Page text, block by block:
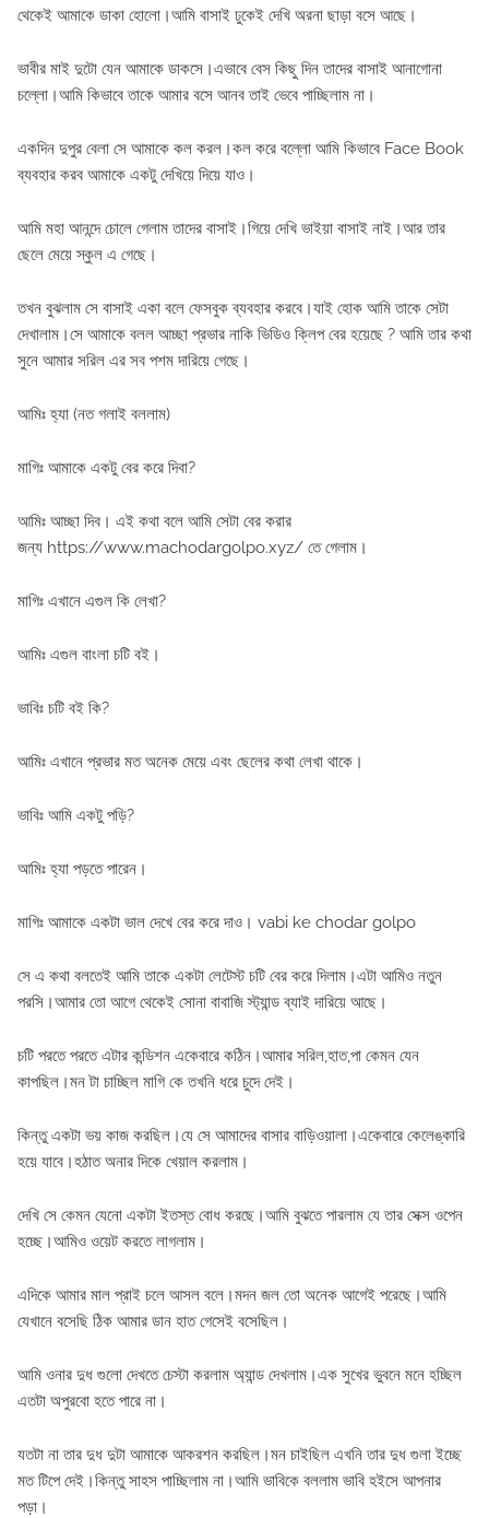
থেকেই আমাকে ডাকা হোলো।আমি বাসাই ঢুকেই দেখি অরনা ছাড়া বসে আছে।
ভাবীর মাই দুটো যেন আমাকে ডাকসে।এভাবে বেস কিছু দিন তাদের বাসাই আনাগোনা
চল্লো।আমি কিভাবে তাকে আমার বসে আনব তাই ভেবে পাচ্ছিলাম না।
একদিন দুপুর বেলা সে আমাকে কল করল।কল করে বল্লো আমি কিভাবে Face Book
ব্যবহার করব আমাকে একটু দেখিয়ে দিয়ে যাও।
আমি মহা আনন্দে চোলে গেলাম তাদের বাসাই।গিয়ে দেখি ভাইয়া বাসাই নাই।আর তার
ছেলে মেয়ে স্কুল এ গেছে।
তখন বুঝলাম সে বাসাই একা বলে ফেসবুক ব্যবহার করবে।যাই হোক আমি তাকে সেটা
দেখালাম।সে আমাকে বলল আচ্ছা প্রভার নাকি ভিডিও ক্লিপ বের হয়েছে ? আমি তার কথা
সুনে আমার সরিল এর সব পশম দারিয়ে গেছে।
আমিঃ হ্যা (নত গলাই বললাম)
মাগিঃ আমাকে একটু বের করে দিবা?
আমিঃ আচ্ছা দিব। এই কথা বলে আমি সেটা বের করার
জন্য https://www.machodargolpo.xyz/ তে গেলাম।
মাগিঃ এখানে এগুল কি লেখা?
আমিঃ এগুল বাংলা চটি বই।
ভাবিঃ চটি বই কি?
আমিঃ এখানে প্রভার মত অনেক মেয়ে এবং ছেলের কথা লেখা থাকে।
ভাবিঃ আমি একটু পড়ি?
আমিঃ হ্যা পড়তে পারেন।
মাগিঃ আমাকে একটা ভাল দেখে বের করে দাও। vabi ke chodar golpo
সে এ কথা বলতেই আমি তাকে একটা লেটেস্ট চটি বের করে দিলাম।এটা আমিও নতুন
পরসি।আমার তো আগে থেকেই সোনা বাবাজি স্ট্যান্ড ব্যাই দারিয়ে আছে।
চটি পরতে পরতে এটার কন্ডিশন একেবারে কঠিন।আমার সরিল,হাত,পা কেমন যেন
কাপছিল।মন টা চাচ্ছিল মাগি কে তখনি ধরে চুদে দেই।
কিন্তু একটা ভয় কাজ করছিল।যে সে আমাদের বাসার বাড়িওয়ালা।একেবারে কেলেঙ্কারি
হয়ে যাবে।হঠাত অনার দিকে খেয়াল করলাম।
দেখি সে কেমন যেনো একটা ইতস্ত বোধ করছে।আমি বুঝতে পারলাম যে তার সেক্স ওপেন
হচ্ছে।আমিও ওয়েট করতে লাগলাম।
এদিকে আমার মাল প্রাই চলে আসল বলে।মদন জল তো অনেক আগেই পরেছে।আমি
যেখানে বসেছি ঠিক আমার ডান হাত গেসেই বসেছিল।
আমি ওনার দুধ গুলো দেখতে চেস্টা করলাম অ্যান্ড দেখলাম।এক সুখের ভুবনে মনে হচ্ছিল
এতটা অপুরবো হতে পারে না।
যতটা না তার দুধ দুটা আমাকে আকরশন করছিল।মন চাইছিল এখনি তার দুধ গুলা ইচ্ছে
মত টিপে দেই।কিন্তু সাহস পাচ্ছিলাম না।আমি ভাবিকে বললাম ভাবি হইসে আপনার
পড়া।